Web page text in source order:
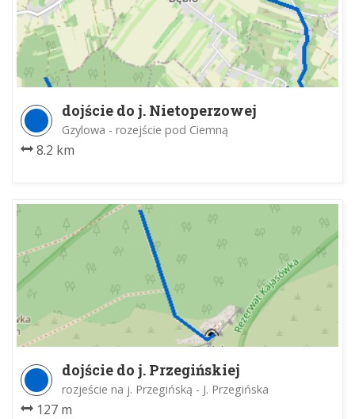
dojście do j. Nietoperzowej
Gzylowa - rozejście pod Ciemną
8.2 km
dojście do j. Przegińskiej
rozjeście na j. Przegińską - J. Przegińska
127 m